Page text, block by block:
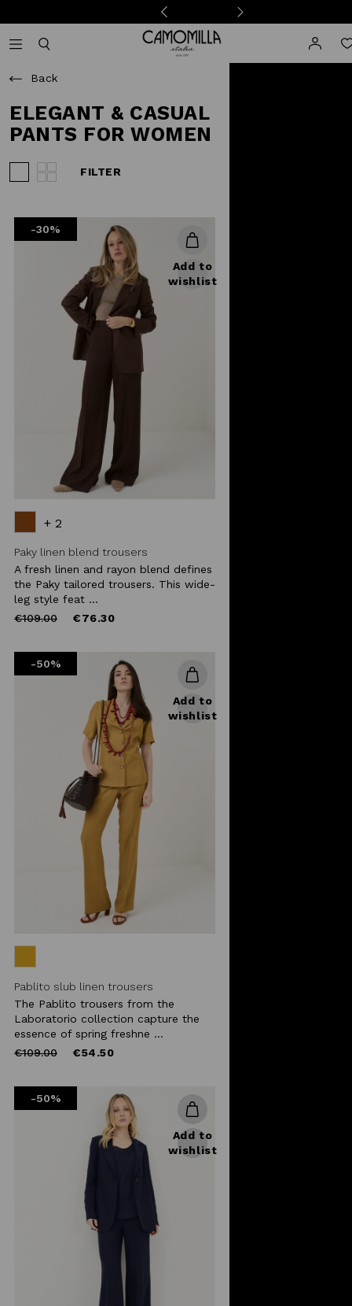
Camomilla Italia®
Back
ELEGANT & CASUAL
PANTS FOR WOMEN
FILTER
-30%
Add to
wishlist
+ 2
Paky linen blend trousers
A fresh linen and rayon blend defines
the Paky tailored trousers. This wide-
leg style feat ...
Price
€109.00to €76.30
-50%
Add to
wishlist
Pablito slub linen trousers
The Pablito trousers from the
Laboratorio collection capture the
essence of spring freshne ...
Price
€109.00to €54.50
-50%
Add to
wishlist